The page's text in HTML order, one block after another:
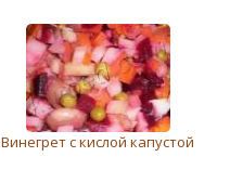
Винегрет с кислой капустой